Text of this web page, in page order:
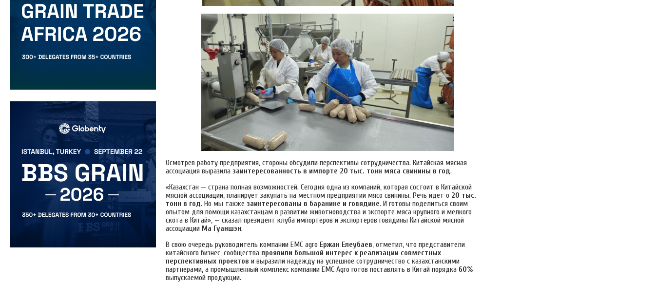
Осмотрев работу предприятия, стороны обсудили перспективы сотрудничества. Китайская мясная
ассоциация выразила заинтересованность в импорте 20 тыс. тонн мяса свинины в год.
«Казахстан — страна полная возможностей. Сегодня одна из компаний, которая состоит в Китайской
мясной ассоциации, планирует закупать на местном предприятии мясо свинины. Речь идет о 20 тыс.
тонн в год. Но мы также заинтересованы в баранине и говядине. И готовы поделиться своим
опытом для помощи казахстанцам в развитии животноводства и экспорте мяса крупного и мелкого
скота в Китай», — сказал президент клуба импортеров и экспортеров говядины Китайской мясной
ассоциации Ма Гуаншэн.
В свою очередь руководитель компании ЕМС agro Ержан Елеубаев, отметил, что представители
китайского бизнес-сообщества проявили большой интерес к реализации совместных
перспективных проектов и выразили надежду на успешное сотрудничество с казахстанскими
партнерами, а промышленный комплекс компании EMC Agro готов поставлять в Китай порядка 60%
выпускаемой продукции.